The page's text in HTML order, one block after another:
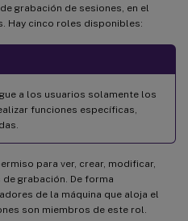
grabación de sesiones, en el
Hay cinco roles disponibles:
a los usuarios solamente los
funciones específicas,
para ver, crear, modificar,
grabación. De forma
de la máquina que aloja el
son miembros de este rol.